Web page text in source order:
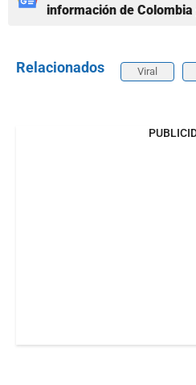
información de Colombia
Relacionados Viral